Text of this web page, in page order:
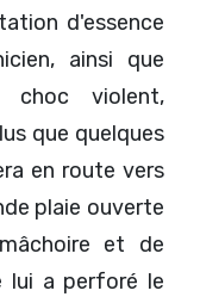
d'essence
ainsi que
choc violent,
que quelques
en route vers
plaie ouverte
et de
lui a perforé le